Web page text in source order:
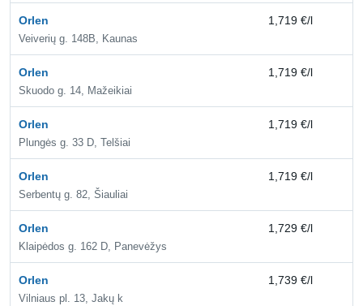
Orlen
Veiverių g. 148B, Kaunas
1,719 €/l
Orlen
Skuodo g. 14, Mažeikiai
1,719 €/l
Orlen
Plungės g. 33 D, Telšiai
1,719 €/l
Orlen
Serbentų g. 82, Šiauliai
1,719 €/l
Orlen
Klaipėdos g. 162 D, Panevėžys
1,729 €/l
Orlen
Vilniaus pl. 13, Jakų k
1,739 €/l